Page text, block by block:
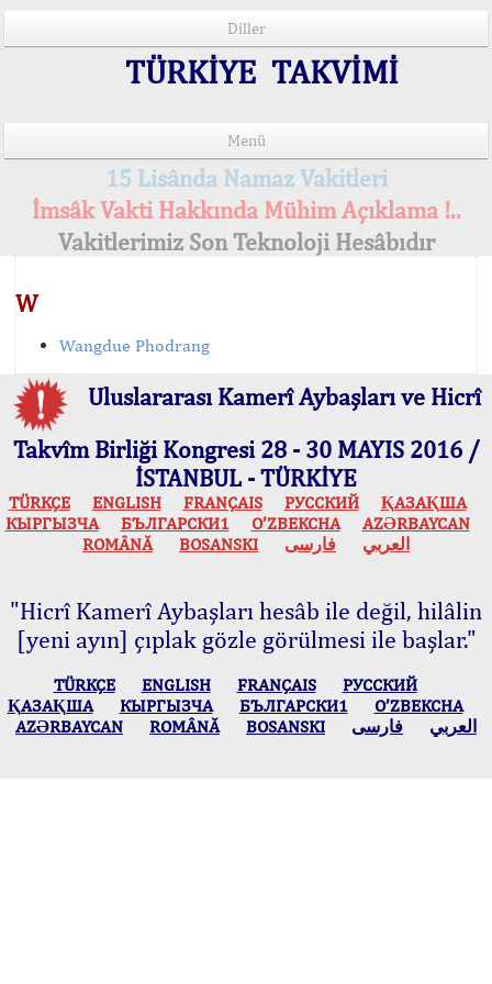
Diller
TÜRKİYE TAKVİMİ
Menü
15 Lisânda Namaz Vakitleri
İmsâk Vakti Hakkında Mühim Açıklama !..
Vakitlerimiz Son Teknoloji Hesâbıdır
W
Wangdue Phodrang
Uluslararası Kamerî Aybaşları ve Hicrî
Takvîm Birliği Kongresi 28 - 30 MAYIS 2016 /
İSTANBUL - TÜRKİYE
TÜRKÇE ENGLISH FRANÇAIS РУССКИЙ
ҚАЗАҚША
КЫPГЫЗЧA
БЪЛГАРСКИ1 O’ZBEKCHA
AZӘRBAYCAN
ROMÂNĂ
BOSANSKI العربي فارسی
"Hicrî Kamerî Aybaşları hesâb ile değil, hilâlin
[yeni ayın] çıplak gözle görülmesi ile başlar."
TÜRKÇE ENGLISH FRANÇAIS
РУССКИЙ
ҚАЗАҚША
КЫPГЫЗЧA БЪЛГАРСКИ1
O’ZBEKCHA
AZӘRBAYCAN
ROMÂNĂ BOSANSKI العربي فارسی